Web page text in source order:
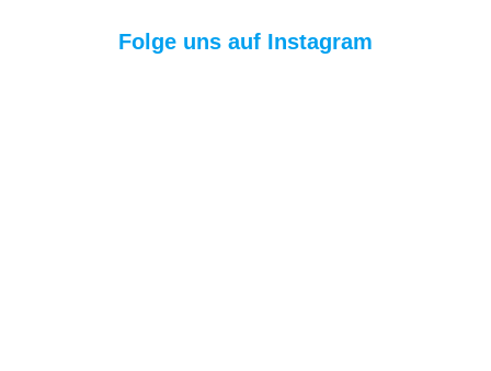
Folge uns auf Instagram